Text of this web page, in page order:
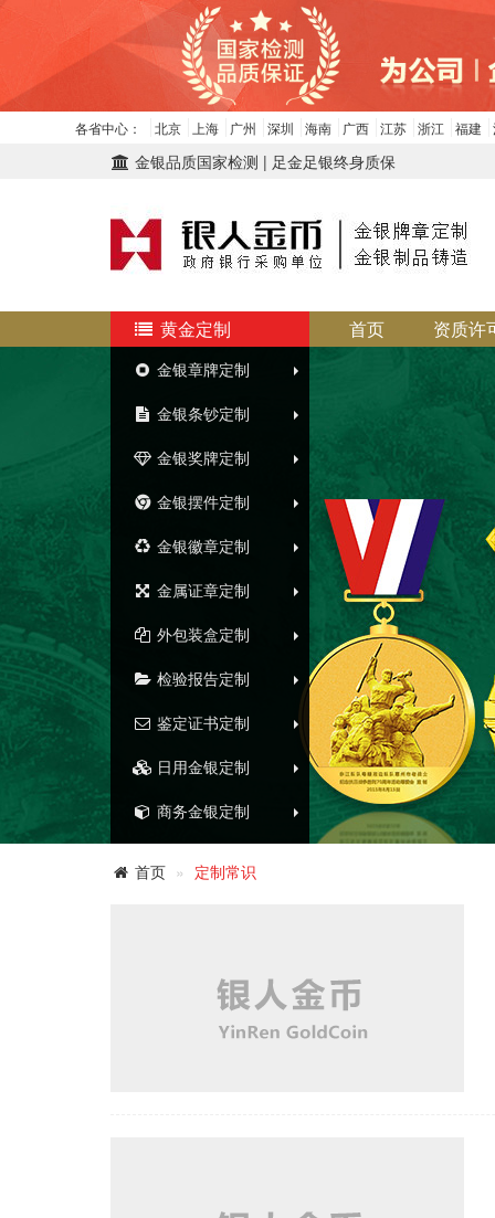
各省中心： 北京 上海 广州 深圳 海南 广西 江苏 浙江 福建
金银品质国家检测 | 足金足银终身质保
黄金定制
金银章牌定制
金银条钞定制
金银奖牌定制
金银摆件定制
金银徽章定制
金属证章定制
外包装盒定制
检验报告定制
鉴定证书定制
日用金银定制
商务金银定制
首页 资质许
首页 定制常识